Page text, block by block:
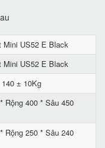
Mini US52 E Black
Mini US52 E Black
140 ± 10Kg
Rộng 400 * Sâu 450
Rộng 250 * Sâu 240